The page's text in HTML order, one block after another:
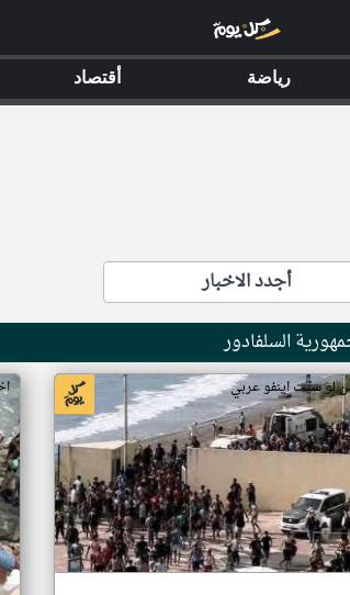
أجدد الاخبار
السلفادور
لو سيت اينفو عربي
رياضة أقتصاد